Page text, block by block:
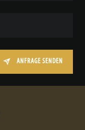
ANFRAGE SENDEN